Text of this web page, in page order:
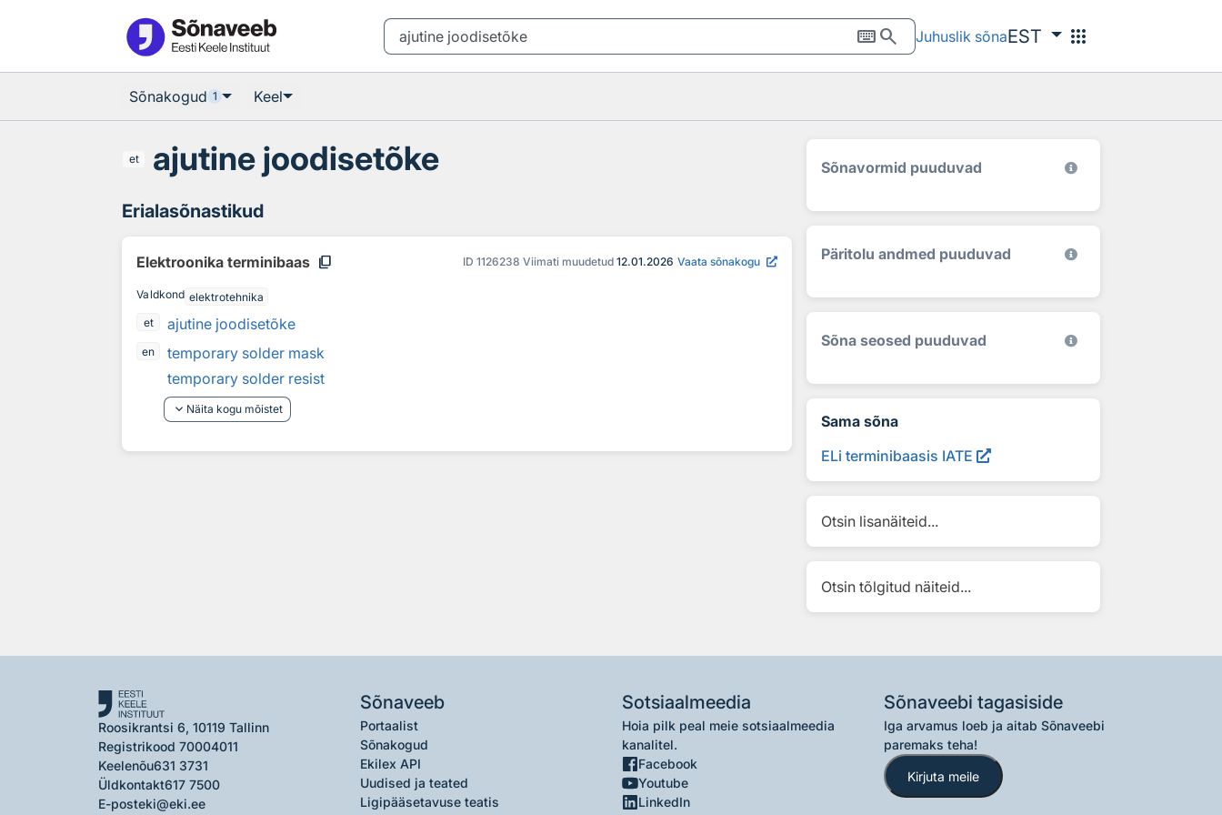
keyboardsearch Juhuslik sõnaEST apps
Sõnakogud 1 Keel
et ajutine joodisetõke
Erialasõnastikud
Elektroonika terminibaas content_copy ID 1126238 Viimati muudetud 12.01.2026 Vaata sõnakogu
Valdkond elektrotehnika
et
ajutine joodisetõke
en
temporary solder mask
temporary solder resist
keyboard_arrow_down Näita kogu mõistet
Sõnavormid puuduvad
Päritolu andmed puuduvad
Sõna seosed puuduvad
Sama sõna
ELi terminibaasis IATE
Otsin lisanäiteid...
Otsin tõlgitud näiteid...
Roosikrantsi 6, 10119 Tallinn
Registrikood 70004011
Keelenõu631 3731
Üldkontakt617 7500
E-posteki@eki.ee
Sõnaveeb
Portaalist
Sõnakogud
Ekilex API
Uudised ja teated
Ligipääsetavuse teatis
Sotsiaalmeedia
Hoia pilk peal meie sotsiaalmeedia
kanalitel.
Facebook
Youtube
LinkedIn
Sõnaveebi tagasiside
Iga arvamus loeb ja aitab Sõnaveebi
paremaks teha!
Kirjuta meile